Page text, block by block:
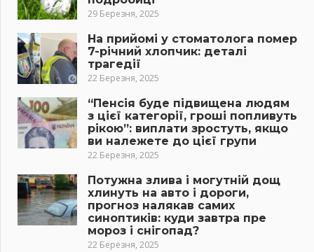
29 Березня, 2025
На прийомі у стоматолога помер
7-річний хлопчик: деталі
трагедії
22 Березня, 2025
“Пенсія буде підвищена людям
з цієї категорії, гроші попливуть
рікою”: виплати зростуть, якщо
ви належете до цієї групи
22 Березня, 2025
Потужна злива і могутній дощ
хлинуть на авто і дороги,
прогноз налякав самих
синоптиків: куди завтра пре
мороз і снігопад?
22 Березня, 2025